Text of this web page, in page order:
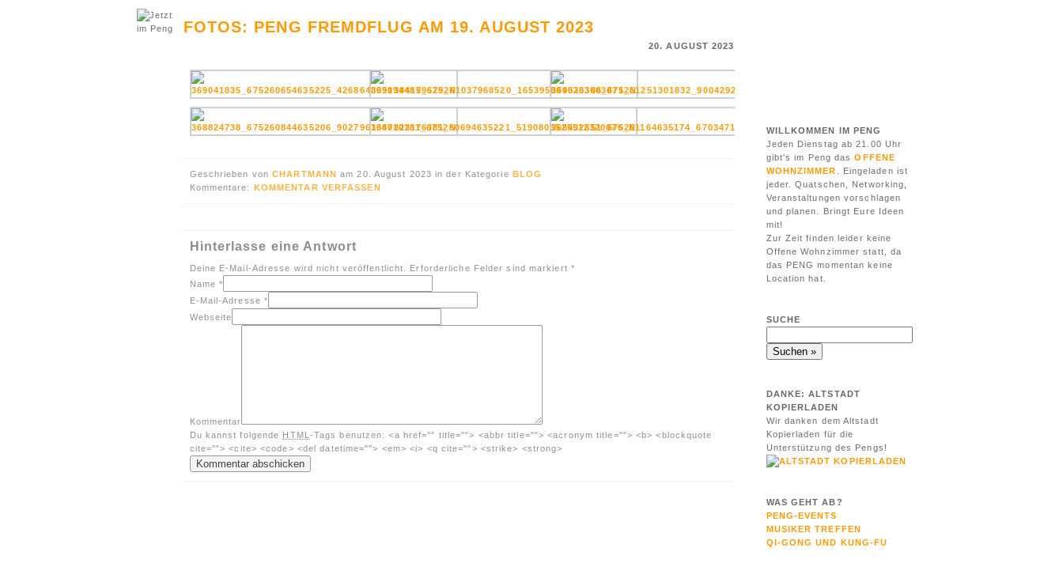
FOTOS: PENG FREMDFLUG AM 19. AUGUST 2023
20. AUGUST 2023
Geschrieben vonCHARTMANNam 20. August 2023 in der Kategorie BLOG
Kommentare: KOMMENTAR VERFASSEN
Hinterlasse eine Antwort
Deine E-Mail-Adresse wird nicht veröffentlicht. Erforderliche Felder sind markiert *
Name *
E-Mail-Adresse *
Webseite
Kommentar
Du kannst folgende HTML -Tags benutzen:<a href="" title=""> <abbr title=""> <acronym title=""> <b> <blockquote
cite=""> <cite> <code> <del datetime=""> <em> <i> <q cite=""> <strike> <strong>
WILLKOMMEN IM PENG
Jeden Dienstag ab 21.00 Uhr
gibt's im Peng dasOFFENE
WOHNZIMMER
. Eingeladen ist
jeder. Quatschen, Networking,
Veranstaltungen vorschlagen
und planen. Bringt Eure Ideen
mit!
Zur Zeit finden leider keine
Offene Wohnzimmer statt, da
das PENG momentan keine
Location hat.
SUCHE
DANKE: ALTSTADT
KOPIERLADEN
Wir danken dem Altstadt
Kopierladen für die
Unterstützung des Pengs!
WAS GEHT AB?
PENG-EVENTS
MUSIKER TREFFEN
QI-GONG UND KUNG-FU